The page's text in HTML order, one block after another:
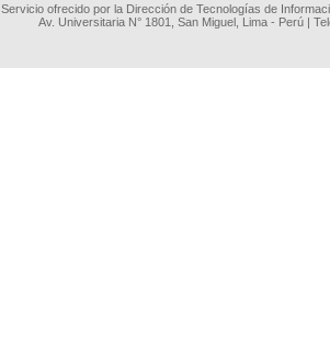
Servicio ofrecido por la Dirección de Tecnologías de
Av. Universitaria N° 1801, San Miguel, Lima - Perú |